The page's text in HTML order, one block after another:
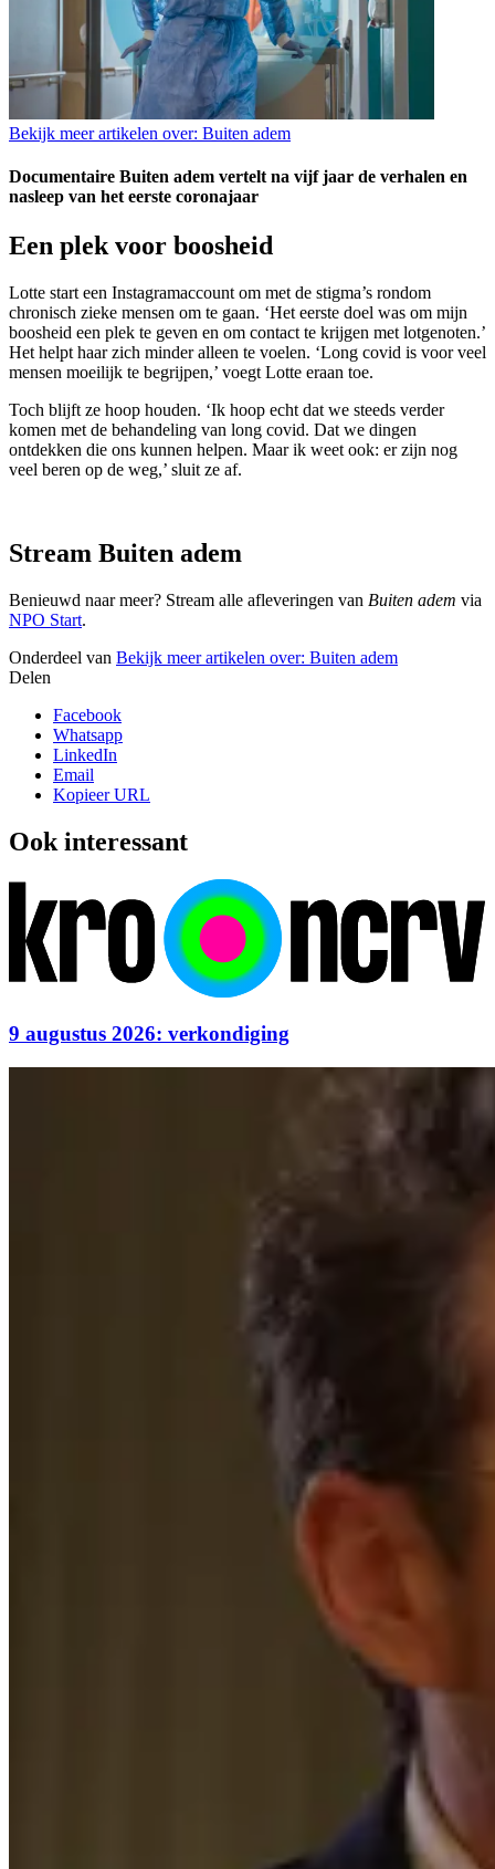
Bekijk meer artikelen over: Buiten adem
Documentaire Buiten adem vertelt na vijf jaar de verhalen en
nasleep van het eerste coronajaar
Een plek voor boosheid
Lotte start een Instagramaccount om met de stigma’s rondom
chronisch zieke mensen om te gaan. ‘Het eerste doel was om mijn
boosheid een plek te geven en om contact te krijgen met lotgenoten.’
Het helpt haar zich minder alleen te voelen. ‘Long covid is voor veel
mensen moeilijk te begrijpen,’ voegt Lotte eraan toe.
Toch blijft ze hoop houden. ‘Ik hoop echt dat we steeds verder
komen met de behandeling van long covid. Dat we dingen
ontdekken die ons kunnen helpen. Maar ik weet ook: er zijn nog
veel beren op de weg,’ sluit ze af.
Stream Buiten adem
Benieuwd naar meer? Stream alle afleveringen van Buiten adem via
NPO Start.
Onderdeel van Bekijk meer artikelen over: Buiten adem
Delen
Facebook
Whatsapp
LinkedIn
Email
Kopieer URL
Ook interessant
9 augustus 2026: verkondiging